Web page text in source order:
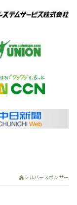
シルバースポンサー